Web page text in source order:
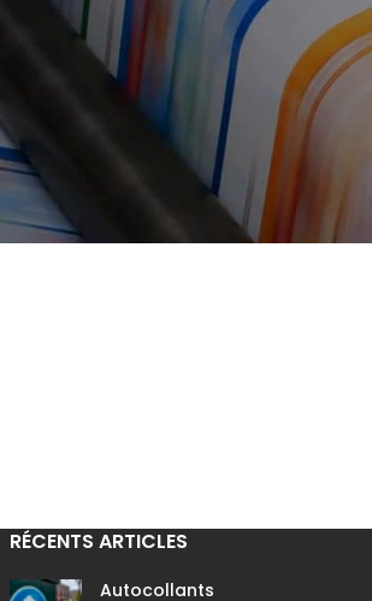
RÉCENTS ARTICLES
Autocollants